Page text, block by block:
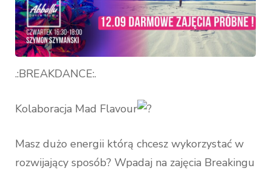
.:BREAKDANCE:.
Kolaboracja Mad Flavour
Masz dużo energii którą chcesz wykorzystać w
rozwijający sposób? Wpadaj na zajęcia Breakingu